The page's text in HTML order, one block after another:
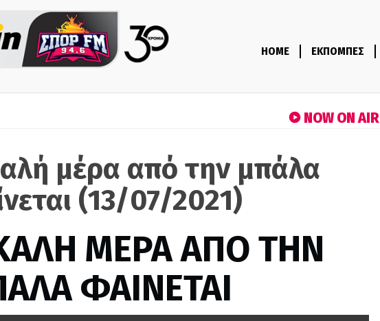
HOME ΕΚΠΟΜΠΕΣ
NOW ON AIR
μέρα από την μπάλα
(13/07/2021)
ΜΕΡΑ ΑΠΟ ΤΗΝ
ΦΑΙΝΕΤΑΙ